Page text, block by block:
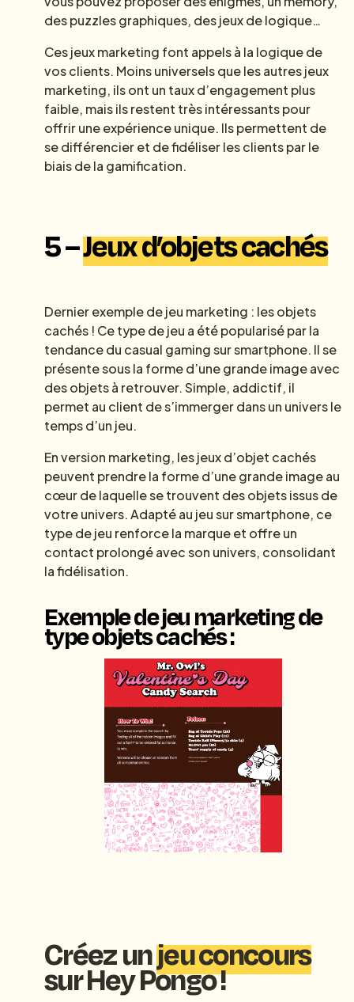
des puzzles graphiques, des jeux de logique…
Ces jeux marketing font appels à la logique de
vos clients. Moins universels que les autres jeux
marketing, ils ont un taux d’engagement plus
faible, mais ils restent très intéressants pour
offrir une expérience unique. Ils permettent de
se différencier et de fidéliser les clients par le
biais de la gamification.
5 –Jeux d’objets cachés
Dernier exemple de jeu marketing : les objets
cachés ! Ce type de jeu a été popularisé par la
tendance du casual gaming sur smartphone. Il se
présente sous la forme d’une grande image avec
des objets à retrouver. Simple, addictif, il
permet au client de s’immerger dans un univers le
temps d’un jeu.
En version marketing, les jeux d’objet cachés
peuvent prendre la forme d’une grande image au
cœur de laquelle se trouvent des objets issus de
votre univers. Adapté au jeu sur smartphone, ce
type de jeu renforce la marque et offre un
contact prolongé avec son univers, consolidant
la fidélisation.
Exemple de jeu marketing de
type objets cachés :
Créez unjeu concours
sur Hey Pongo !